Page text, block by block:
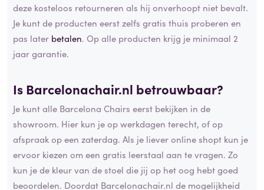
deze kosteloos retourneren als hij onverhoopt niet bevalt.
Je kunt de producten eerst zelfs gratis thuis proberen en
pas later betalen. Op alle producten krijg je minimaal 2
jaar garantie.
Is Barcelonachair.nl betrouwbaar?
Je kunt alle Barcelona Chairs eerst bekijken in de
showroom. Hier kun je op werkdagen terecht, of op
afspraak op een zaterdag. Als je liever online shopt kun je
ervoor kiezen om een gratis leerstaal aan te vragen. Zo
kun je de kleur van de stoel die jij op het oog hebt goed
beoordelen. Doordat Barcelonachair.nl de mogelijkheid